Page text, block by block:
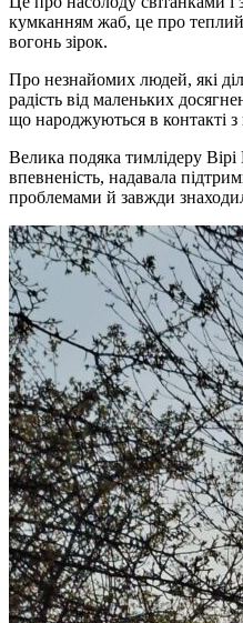
кумканням жаб, це про теплий
вогонь зірок.
Про незнайомих людей, які
радість від маленьких
що народжуються в контакті
Велика подяка тимлідеру
впевненість, надавала
проблемами й завжди